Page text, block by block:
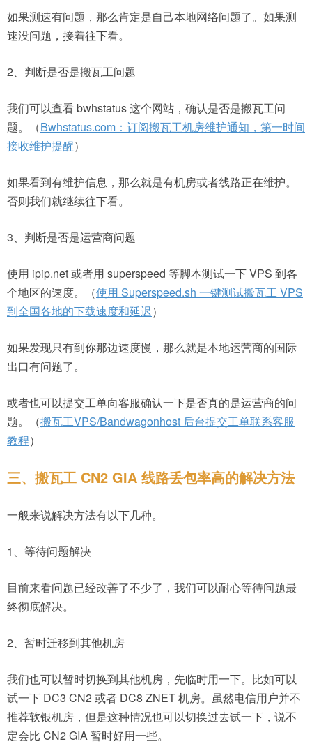
如果测速有问题，那么肯定是自己本地网络问题了。如果测
速没问题，接着往下看。
2、判断是否是搬瓦工问题
我们可以查看 bwhstatus 这个网站，确认是否是搬瓦工问
题。（Bwhstatus.com：订阅搬瓦工机房维护通知，第一时间
接收维护提醒）
如果看到有维护信息，那么就是有机房或者线路正在维护。
否则我们就继续往下看。
3、判断是否是运营商问题
使用 ipip.net 或者用 superspeed 等脚本测试一下 VPS 到各
个地区的速度。（使用 Superspeed.sh 一键测试搬瓦工 VPS
到全国各地的下载速度和延迟）
如果发现只有到你那边速度慢，那么就是本地运营商的国际
出口有问题了。
或者也可以提交工单向客服确认一下是否真的是运营商的问
题。（搬瓦工VPS/Bandwagonhost 后台提交工单联系客服
教程）
三、搬瓦工 CN2 GIA 线路丢包率高的解决方法
一般来说解决方法有以下几种。
1、等待问题解决
目前来看问题已经改善了不少了，我们可以耐心等待问题最
终彻底解决。
2、暂时迁移到其他机房
我们也可以暂时切换到其他机房，先临时用一下。比如可以
试一下 DC3 CN2 或者 DC8 ZNET 机房。虽然电信用户并不
推荐软银机房，但是这种情况也可以切换过去试一下，说不
定会比 CN2 GIA 暂时好用一些。